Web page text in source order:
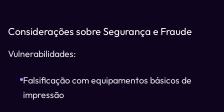
Considerações sobre Segurança e Fraude
Vulnerabilidades:
Falsificação com equipamentos básicos de
impressão